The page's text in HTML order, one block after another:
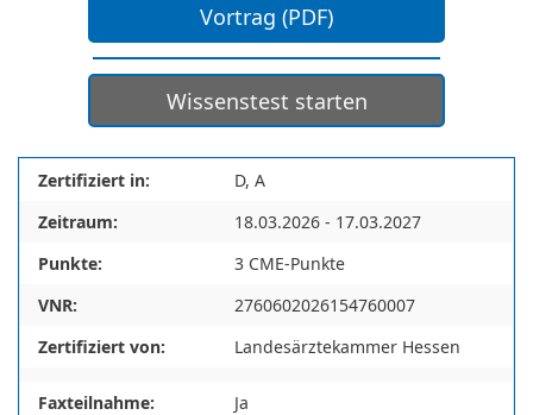
Vortrag (PDF)
Wissenstest starten
Zertifiziert in:
D, A
Zeitraum:
18.03.2026 - 17.03.2027
Punkte:
3 CME-Punkte
VNR:
2760602026154760007
Zertifiziert von:
Landesärztekammer Hessen
Faxteilnahme:
Ja